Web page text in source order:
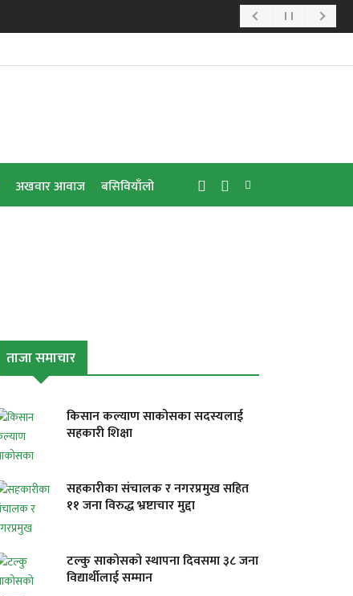
अखवार आवाज बसिवियाँलो
ताजा समाचार
किसान कल्याण साकोसका सदस्यलाई
सहकारी शिक्षा
सहकारीका संचालक र नगरप्रमुख सहित
११ जना विरुद्ध भ्रष्टाचार मुद्दा
टल्कु साकोसको स्थापना दिवसमा ३८ जना
विद्यार्थीलाई सम्मान